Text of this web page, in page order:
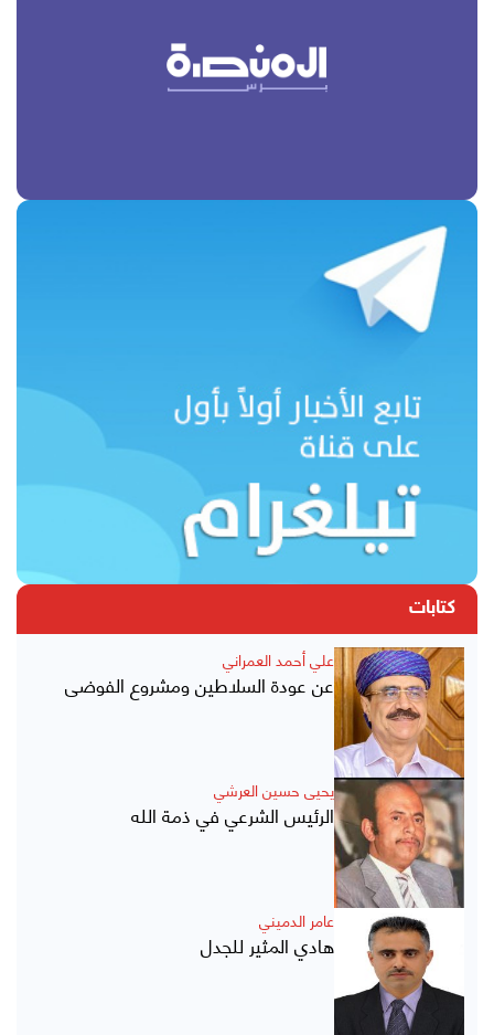
كتابات
علي أحمد العمراني
عن عودة السلاطين ومشروع الفوضى
يحيى حسين العرشي
الرئيس الشرعي في ذمة الله
عامر الدميني
هادي المثير للجدل